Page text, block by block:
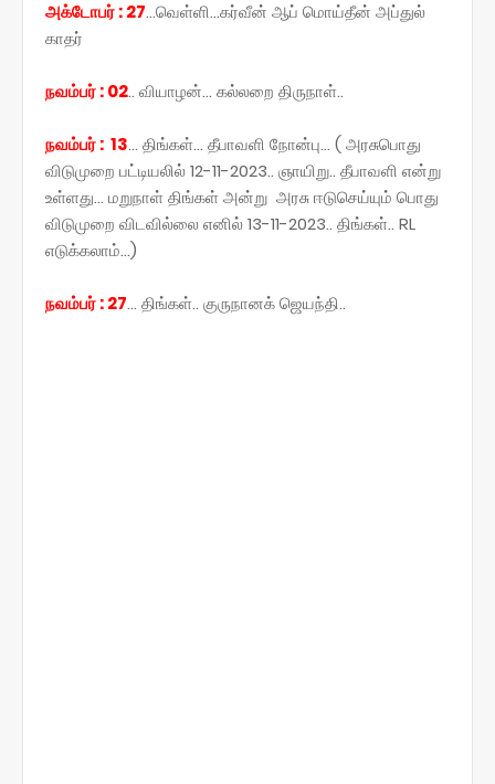
அக்டோபர் : 27...வெள்ளி...கர்வீன் ஆப் மொய்தீன் அப்துல்
காதர்
நவம்பர் : 02.. வியாழன்... கல்லறை திருநாள்..
நவம்பர் : 13... திங்கள்... தீபாவளி நோன்பு... ( அரசுபொது
விடுமுறை பட்டியலில் 12-11-2023.. ஞாயிறு.. தீபாவளி என்று
உள்ளது... மறுநாள் திங்கள் அன்று அரசு ஈடுசெய்யும் பொது
விடுமுறை விடவில்லை எனில் 13-11-2023.. திங்கள்.. RL
எடுக்கலாம்...)
நவம்பர் : 27... திங்கள்.. குருநானக் ஜெயந்தி..